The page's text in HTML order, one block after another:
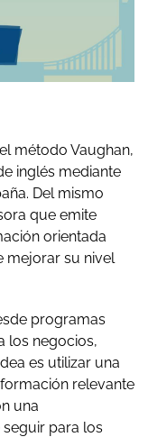
método Vaughan,
inglés mediante
Del mismo
que emite
orientada
mejorar su nivel
programas
los negocios,
es utilizar una
relevante
una
para los